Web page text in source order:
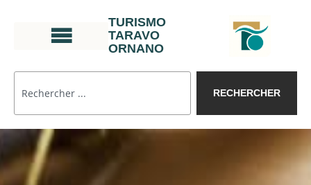
TURISMO
TARAVO
ORNANO
RECHERCHER